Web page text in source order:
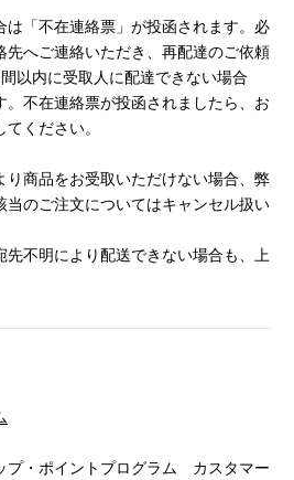
「不在連絡票」が投函されます。必
へご連絡いただき、再配達のご依頼
以内に受取人に配達できない場合
不在連絡票が投函されましたら、お
ください。
商品をお受取いただけない場合、弊
のご注文についてはキャンセル扱い
先不明により配送できない場合も、上
プ・ポイントプログラム カスタマー